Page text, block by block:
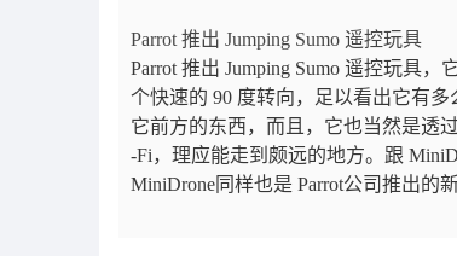
Parrot 推出 Jumping Sumo 遥控玩具
Parrot 推出 Jumping Sumo 遥控玩具，
个快速的 90 度转向，足以看出它有多
它前方的东西，而且，它也当然是透
-Fi，理应能走到颇远的地方。跟
MiniDrone同样也是 Parrot公司推出的新